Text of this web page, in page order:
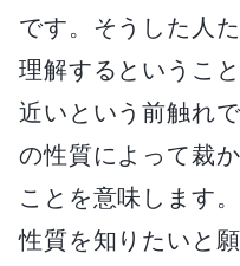
です。そうした人
理解するというこ
近いという前触れ
の性質によって裁
ことを意味します
性質を知りたいと